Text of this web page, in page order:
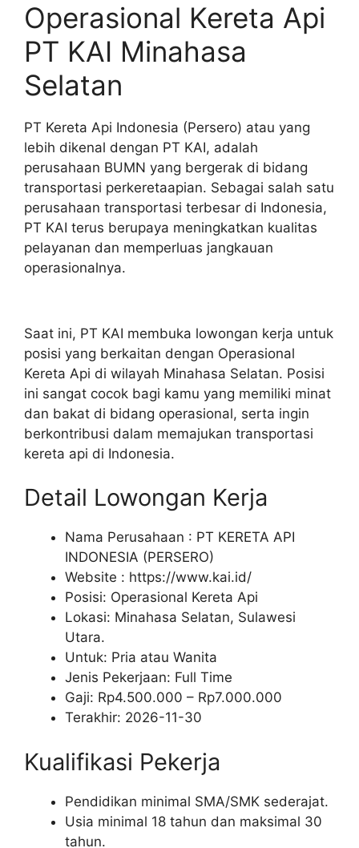
Operasional Kereta Api
PT KAI Minahasa
Selatan
PT Kereta Api Indonesia (Persero) atau yang
lebih dikenal dengan PT KAI, adalah
perusahaan BUMN yang bergerak di bidang
transportasi perkeretaapian. Sebagai salah satu
perusahaan transportasi terbesar di Indonesia,
PT KAI terus berupaya meningkatkan kualitas
pelayanan dan memperluas jangkauan
operasionalnya.
Saat ini, PT KAI membuka lowongan kerja untuk
posisi yang berkaitan dengan Operasional
Kereta Api di wilayah Minahasa Selatan. Posisi
ini sangat cocok bagi kamu yang memiliki minat
dan bakat di bidang operasional, serta ingin
berkontribusi dalam memajukan transportasi
kereta api di Indonesia.
Detail Lowongan Kerja
Nama Perusahaan : PT KERETA API
INDONESIA (PERSERO)
Website : https://www.kai.id/
Posisi: Operasional Kereta Api
Lokasi: Minahasa Selatan, Sulawesi
Utara.
Untuk: Pria atau Wanita
Jenis Pekerjaan: Full Time
Gaji: Rp4.500.000 – Rp7.000.000
Terakhir: 2026-11-30
Kualifikasi Pekerja
Pendidikan minimal SMA/SMK sederajat.
Usia minimal 18 tahun dan maksimal 30
tahun.